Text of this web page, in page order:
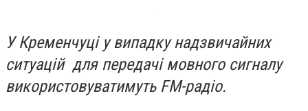
У Кременчуці у випадку надзвичайних
ситуацій для передачі мовного сигналу
використовуватимуть FM-радіо.